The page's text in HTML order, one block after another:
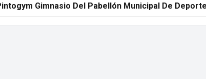
Gimnasio Del Pabellón Municipal De